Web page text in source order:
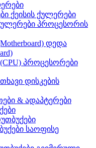
ქეისის ქულერები
პროცესორის
დედა
პროცესორები
დისკების
& ადაპტერები
საოფისე